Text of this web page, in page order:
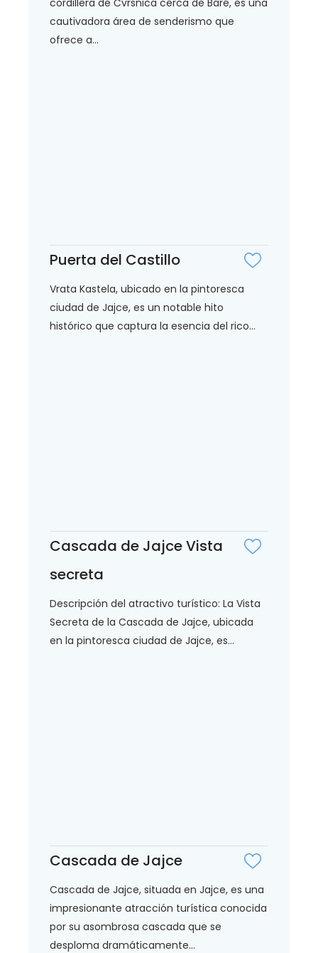
cautivadora área de senderismo que
ofrece a...
Puerta del Castillo
Vrata Kastela, ubicado en la pintoresca
ciudad de Jajce, es un notable hito
histórico que captura la esencia del rico...
Cascada de Jajce Vista
secreta
Descripción del atractivo turístico: La Vista
Secreta de la Cascada de Jajce, ubicada
en la pintoresca ciudad de Jajce, es...
Cascada de Jajce
Cascada de Jajce, situada en Jajce, es una
impresionante atracción turística conocida
por su asombrosa cascada que se
desploma dramáticamente...